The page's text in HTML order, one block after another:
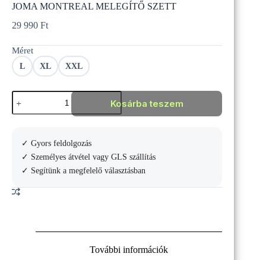
JOMA MONTREAL MELEGÍTŐ SZETT
29 990 Ft
Méret
L XL XXL
JOMA
MONTREAL
MELEGÍTŐ
Kosárba teszem
✓ Gyors feldolgozás
✓ Személyes átvétel vagy GLS szállítás
✓ Segítünk a megfelelő választásban
További információk